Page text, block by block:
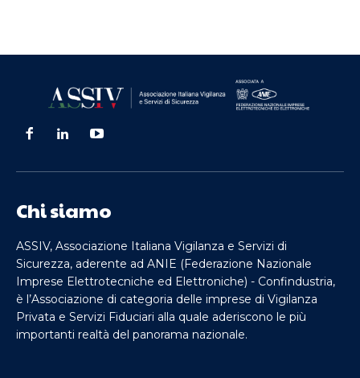
Chi siamo
ASSIV, Associazione Italiana Vigilanza e Servizi di
Sicurezza, aderente ad ANIE (Federazione Nazionale
Imprese Elettrotecniche ed Elettroniche) - Confindustria,
è l’Associazione di categoria delle imprese di Vigilanza
Privata e Servizi Fiduciari alla quale aderiscono le più
importanti realtà del panorama nazionale.